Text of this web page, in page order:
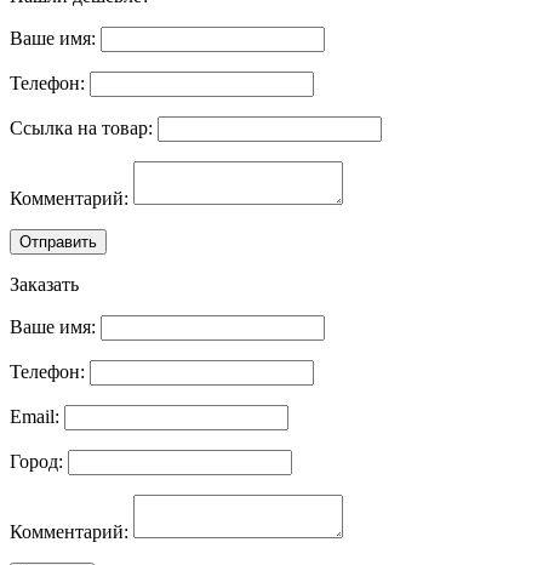
Ваше имя:
Телефон:
Ссылка на товар:
Комментарий:
Отправить
Заказать
Ваше имя:
Телефон:
Email:
Город:
Комментарий: